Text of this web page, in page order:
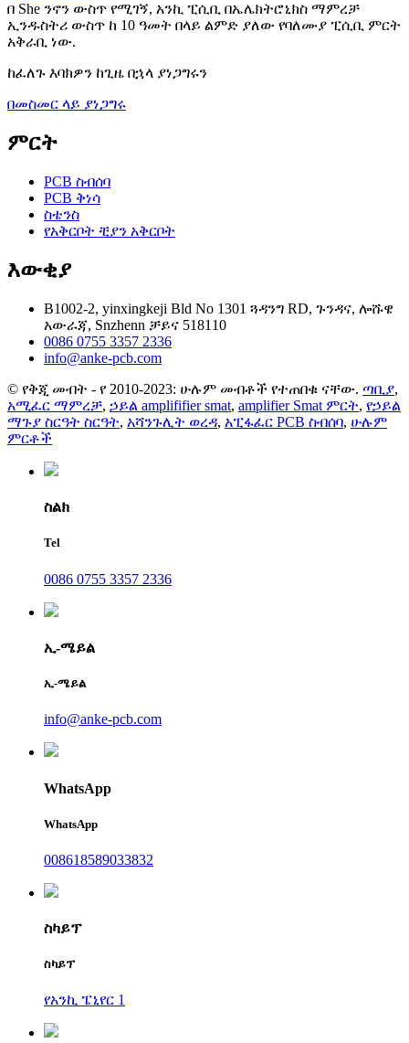
በ She ንኖን ውስጥ የሚገኝ, አንኪ ፒሲቢ በኤሌክትሮኒክስ ማምረቻ
ኢንዱስትሪ ውስጥ ከ 10 ዓመት በላይ ልምድ ያለው የባለሙያ ፒሲቢ ምርት
አቅራቢ ነው.
ከፈለጉ እባክዎን ከጊዜ በኋላ ያነጋግሩን
በመስመር ላይ ያነጋግሩ
ምርት
PCB ስብሰባ
PCB ቅነሳ
ስቴንስ
የአቅርቦት ቺያን አቅርቦት
እውቂያ
B1002-2, yinxingkeji Bld No 1301 ጓዳንግ RD, ጉንዳና, ሎሹዌ
አውራጃ, Snzhenn ቻይና 518110
0086 0755 3357 2336
info@anke-pcb.com
© የቅጂ መብት - የ 2010-2023: ሁሉም መብቶች የተጠበቁ ናቸው. ጣቢያ,
አሚፈር ማምረቻ, ኃይል amplififier smat, amplifier Smat ምርት, የኃይል
ማጉያ ስርዓት ስርዓት, አሻንጉሊት ወረዳ, አፒፋፈር PCB ስብሰባ, ሁሉም
ምርቶች
ስልክ
Tel
0086 0755 3357 2336
ኢ-ሜይል
ኢ-ሜይል
info@anke-pcb.com
WhatsApp
WhatsApp
008618589033832
ስካይፕ
ስካይፕ
የአንኪ ፔኒየር 1